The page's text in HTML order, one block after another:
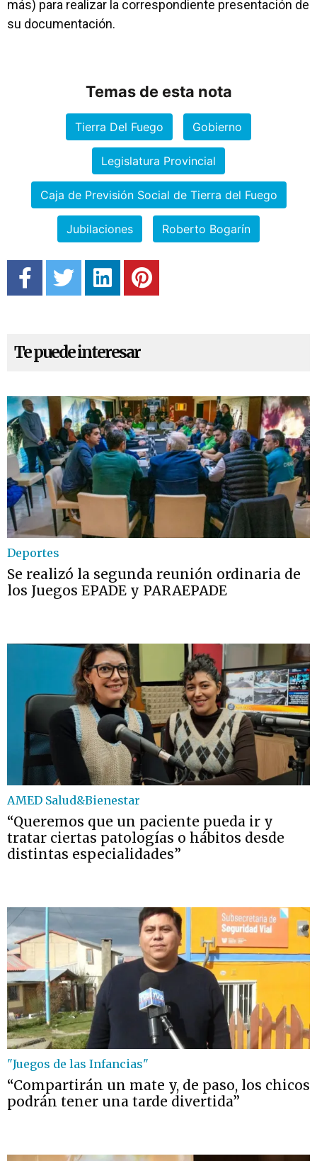
más) para realizar la correspondiente presentación de
su documentación.
Temas de esta nota
Tierra Del Fuego Gobierno
Legislatura Provincial
Caja de Previsión Social de Tierra del Fuego
Jubilaciones Roberto Bogarín
Te puede interesar
Deportes
Se realizó la segunda reunión ordinaria de
los Juegos EPADE y PARAEPADE
AMED Salud&Bienestar
“Queremos que un paciente pueda ir y
tratar ciertas patologías o hábitos desde
distintas especialidades”
"Juegos de las Infancias"
“Compartirán un mate y, de paso, los chicos
podrán tener una tarde divertida”